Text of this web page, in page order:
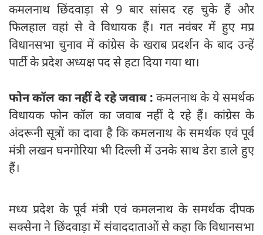
कमलनाथ छिंदवाड़ा से 9 बार सांसद रह चुके हैं और
फिलहाल वहां से वे विधायक हैं। गत नवंबर में हुए मप्र
विधानसभा चुनाव में कांग्रेस के खराब प्रदर्शन के बाद उन्हें
पार्टी के प्रदेश अध्यक्ष पद से हटा दिया गया था।
फोन कॉल का नहीं दे रहे जवाब : कमलनाथ के ये समर्थक
विधायक फोन कॉल का जवाब नहीं दे रहे हैं। कांग्रेस के
अंदरूनी सूत्रों का दावा है कि कमलनाथ के समर्थक एवं पूर्व
मंत्री लखन घनगोरिया भी दिल्ली में उनके साथ डेरा डाले हुए
हैं।
मध्य प्रदेश के पूर्व मंत्री एवं कमलनाथ के समर्थक दीपक
सक्सेना ने छिंदवाड़ा में संवाददाताओं से कहा कि विधानसभा